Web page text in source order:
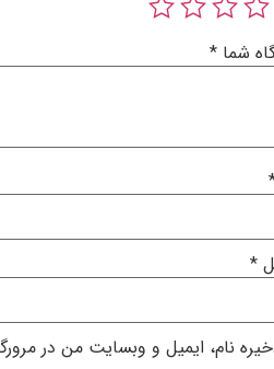
شما *
*
نام، ایمیل و وبسایت من در